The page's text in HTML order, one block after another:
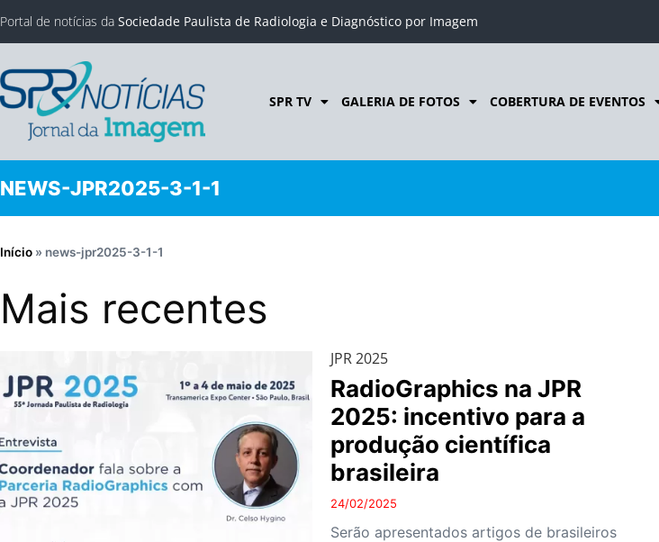
Portal de notícias da Sociedade Paulista de Radiologia e Diagnóstico por Imagem
SPR TV GALERIA DE FOTOS COBERTURA DE EVENTOS
NEWS-JPR2025-3-1-1
Início » news-jpr2025-3-1-1
Mais recentes
JPR 2025
RadioGraphics na JPR
2025: incentivo para a
produção científica
brasileira
24/02/2025
Serão apresentados artigos de brasileiros